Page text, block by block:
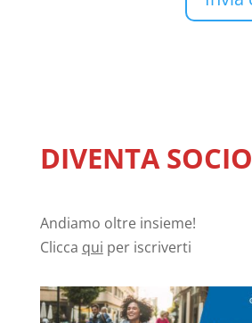
DIVENTA SOCIO
Andiamo oltre insieme!
Clicca qui per iscriverti